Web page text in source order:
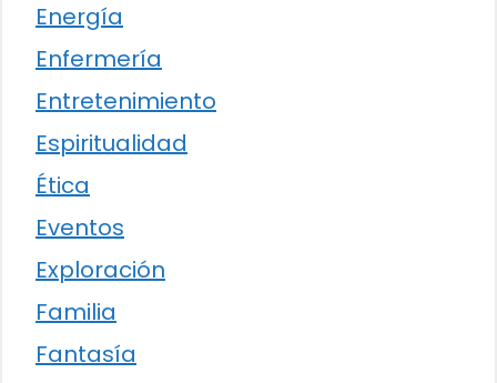
Energía
Enfermería
Entretenimiento
Espiritualidad
Ética
Eventos
Exploración
Familia
Fantasía